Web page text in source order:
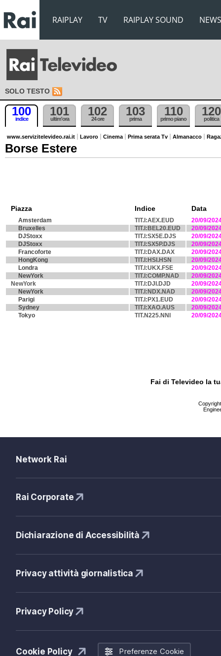
RAIPLAY TV RAIPLAY SOUND NEWS
SOLO TESTO
100
indice
101
ultim'ora
102
24 ore
103
prima
110
primo piano
120
politica
www.servizitelevideo.rai.it Lavoro Cinema Prima serata Tv Almanacco
Borse Estere
Piazza Indice Data
Amsterdam TIT.I:AEX.EUD
20/09/
Bruxelles
TIT.I:BEL20.EUD
20/09/
DJStoxx
TIT.I:SX5E.DJS
20/09/
DJStoxx
TIT.I:SX5P.DJS
20/09/
Francoforte
TIT.I:DAX.DAX
20/09/
HongKong
TIT.I:HSI.HSN
20/09/
Londra
TIT.I:UKX.FSE
20/09/
NewYork
TIT.I:COMP.NAD
20/09/
NewYork
TIT.I:DJI.DJD
20/09/
NewYork
TIT.I:NDX.NAD
20/09/
Parigi
TIT.I:PX1.EUD
20/09/
Sydney
TIT.I:XAO.AUS
20/09/
Tokyo
TIT.N225.NNI 20/09/
Fai di Televideo la